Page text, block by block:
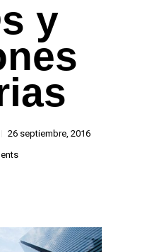
y
26 septiembre, 2016